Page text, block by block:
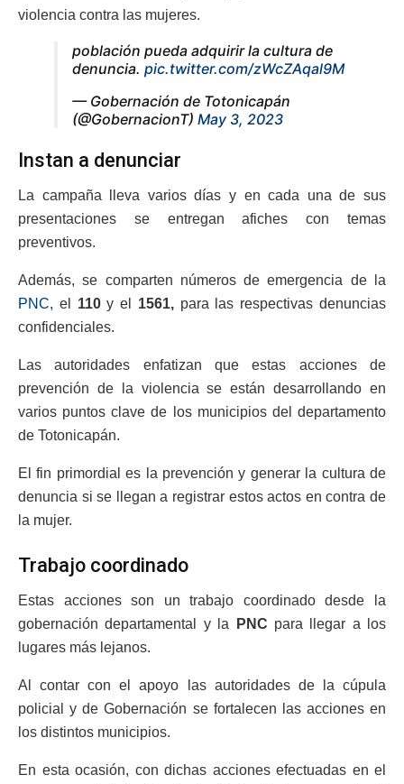
violencia contra las mujeres.
población pueda adquirir la cultura de
denuncia. pic.twitter.com/zWcZAqal9M
— Gobernación de Totonicapán
(@GobernacionT) May 3, 2023
Instan a denunciar
La campaña lleva varios días y en cada una de sus
presentaciones se entregan afiches con temas
preventivos.
Además, se comparten números de emergencia de la
PNC, el 110y el 1561,para las respectivas denuncias
confidenciales.
Las autoridades enfatizan que estas acciones de
prevención de la violencia se están desarrollando en
varios puntos clave de los municipios del departamento
de Totonicapán.
El fin primordial es la prevención y generar la cultura de
denuncia si se llegan a registrar estos actos en contra de
la mujer.
Trabajo coordinado
Estas acciones son un trabajo coordinado desde la
gobernación departamental y la
PNC para llegar a los
lugares más lejanos.
Al contar con el apoyo las autoridades de la cúpula
policial y de Gobernación se fortalecen las acciones en
los distintos municipios.
En esta ocasión, con dichas acciones efectuadas en el